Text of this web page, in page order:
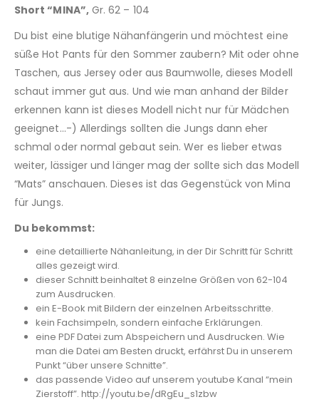
Short “MINA”,Gr. 62 – 104
Du bist eine blutige Nähanfängerin und möchtest eine
süße Hot Pants für den Sommer zaubern? Mit oder ohne
Taschen, aus Jersey oder aus Baumwolle, dieses Modell
schaut immer gut aus. Und wie man anhand der Bilder
erkennen kann ist dieses Modell nicht nur für Mädchen
geeignet…-) Allerdings sollten die Jungs dann eher
schmal oder normal gebaut sein. Wer es lieber etwas
weiter, lässiger und länger mag der sollte sich das Modell
“Mats” anschauen. Dieses ist das Gegenstück von Mina
für Jungs.
Du bekommst:
eine detaillierte Nähanleitung, in der Dir Schritt für Schritt
alles gezeigt wird.
dieser Schnitt beinhaltet 8 einzelne Größen von 62-104
zum Ausdrucken.
ein E-Book mit Bildern der einzelnen Arbeitsschritte.
kein Fachsimpeln, sondern einfache Erklärungen.
eine PDF Datei zum Abspeichern und Ausdrucken. Wie
man die Datei am Besten druckt, erfährst Du in unserem
Punkt “über unsere Schnitte”.
das passende Video auf unserem youtube Kanal “mein
Zierstoff”. http://youtu.be/dRgEu_s1zbw